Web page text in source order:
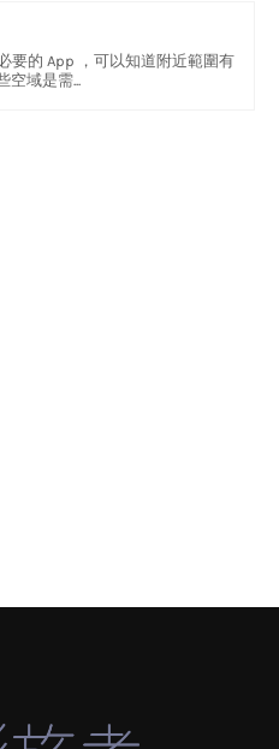
要的 App ，可以知道附近範圍有
空域是需...